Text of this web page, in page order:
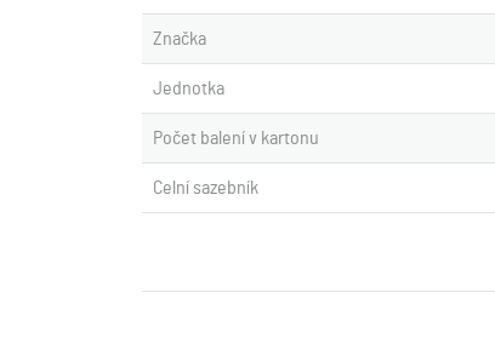
Značka
Jednotka
Počet balení v kartonu
Celní sazebník